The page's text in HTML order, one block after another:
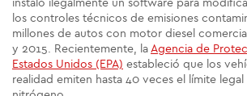
instaló ilegalmente un software para
los controles técnicos de emisiones
millones de autos con motor diesel
y 2015. Recientemente, la Agencia de
Estados Unidos (EPA) estableció que los
realidad emiten hasta 40 veces el límite